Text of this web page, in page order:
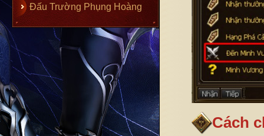
Đấu Trường Phụng Hoàng
Cách